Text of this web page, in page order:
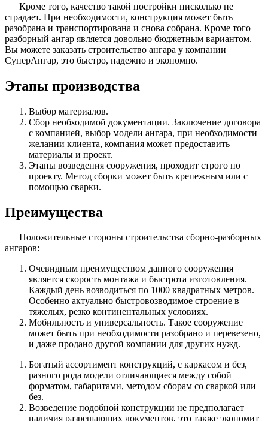
Кроме того, качество такой постройки нисколько не
страдает. При необходимости, конструкция может быть
разобрана и транспортирована и снова собрана. Кроме того
разборный ангар является довольно бюджетным вариантом.
Вы можете заказать строительство ангара у компании
СуперАнгар, это быстро, надежно и экономно.
Этапы производства
Выбор материалов.
Сбор необходимой документации. Заключение договора
с компанией, выбор модели ангара, при необходимости
желании клиента, компания может предоставить
материалы и проект.
Этапы возведения сооружения, проходит строго по
проекту. Метод сборки может быть крепежным или с
помощью сварки.
Преимущества
Положительные стороны строительства сборно-разборных
ангаров:
Очевидным преимуществом данного сооружения
является скорость монтажа и быстрота изготовления.
Каждый день возводиться по 1000 квадратных метров.
Особенно актуально быстровозводимое строение в
тяжелых, резко континентальных условиях.
Мобильность и универсальность. Такое сооружение
может быть при необходимости разобрано и перевезено,
и даже продано другой компании для других нужд.
Богатый ассортимент конструкций, с каркасом и без,
разного рода модели отличающиеся между собой
форматом, габаритами, методом сборам со сваркой или
без.
Возведение подобной конструкции не предполагает
наличия разрешающих документов, это также экономит